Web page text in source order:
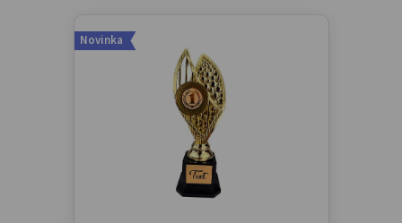
Novinka